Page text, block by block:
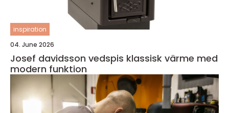
inspiration
04. June 2026
Josef davidsson vedspis klassisk värme med
modern funktion